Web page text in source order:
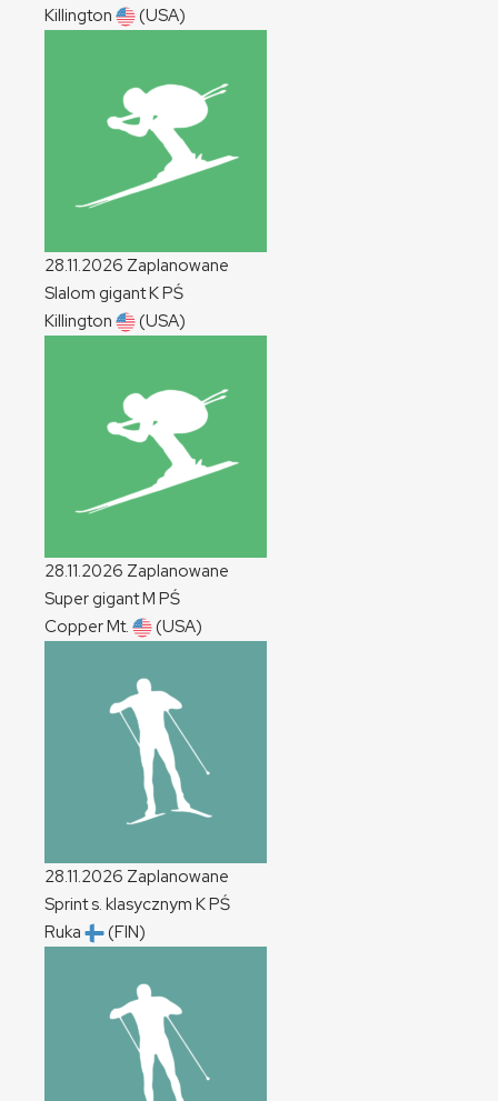
Killington
(USA)
28.11.2026 Zaplanowane
Slalom gigantKPŚ
Killington
(USA)
28.11.2026 Zaplanowane
Super gigantM PŚ
Copper Mt.
(USA)
28.11.2026 Zaplanowane
Sprint s. klasycznym KPŚ
Ruka
(FIN)